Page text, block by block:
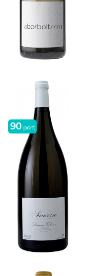
90 pont